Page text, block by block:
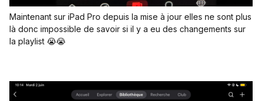
Maintenant sur iPad Pro depuis la mise à jour elles ne sont plus
là donc impossible de savoir si il y a eu des changements sur
la playlist 😭😭